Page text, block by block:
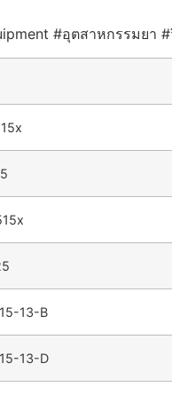
#อุตสาหกรรมยา
13-B
13-D